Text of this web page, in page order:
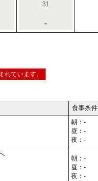
31
-
ています。
食事条件
朝：-
昼：-
夜：-
朝：-
昼：-
夜：-